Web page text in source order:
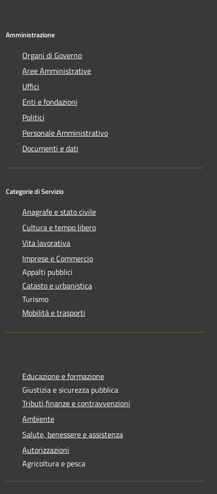
Amministrazione
Organi di Governo
Aree Amministrative
Uffici
Enti e fondazioni
Politici
Personale Amministrativo
Documenti e dati
Categorie di Servizio
Anagrafe e stato civile
Cultura e tempo libero
Vita lavorativa
Imprese e Commercio
Appalti pubblici
Catasto e urbanistica
Turismo
Mobilità e trasporti
Educazione e formazione
Giustizia e sicurezza pubblica
Tributi,finanze e contravvenzioni
Ambiente
Salute, benessere e assistenza
Autorizzazioni
Agricoltura e pesca